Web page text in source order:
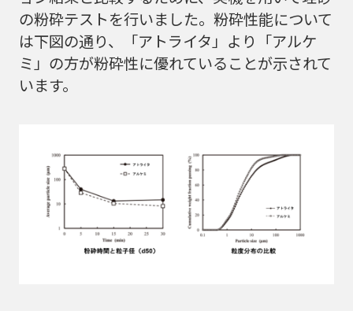
の粉砕テストを行いました。粉砕性能について
は下図の通り、「アトライタ」より「アルケ
ミ」の方が粉砕性に優れていることが示されて
います。